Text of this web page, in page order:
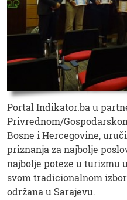
Portal Indikator.ba u
Privrednom/
Bosne i Hercegovine,
priznanja za najbolje
najbolje poteze u turizmu
svom tradicionalnom
održana u Sarajevu.